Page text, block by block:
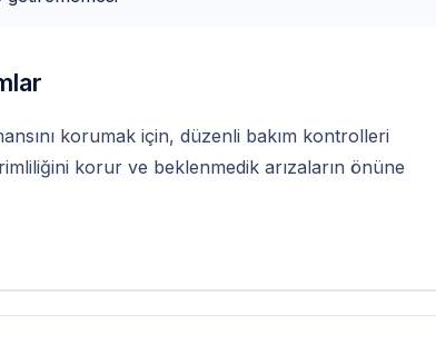
korumak için, düzenli bakım kontrolleri
korur ve beklenmedik arızaların önüne